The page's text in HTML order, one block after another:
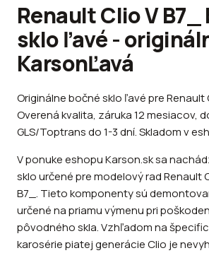
Renault Clio V B7_
sklo ľavé -
KarsonĽavá
Originálne bočné sklo ľavé pre Renault
Overená kvalita, záruka 12 mesiacov,
GLS/Toptrans do 1-3 dní. Skladom v
V ponuke eshopu Karson.sk sa
sklo určené pre modelový rad Renault
B7_. Tieto komponenty sú
určené na priamu výmenu pri
pôvodného skla. Vzhľadom na
karosérie piatej generácie Clio je